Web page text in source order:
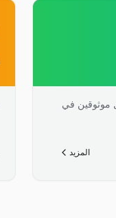
موثوقين في
المزيد